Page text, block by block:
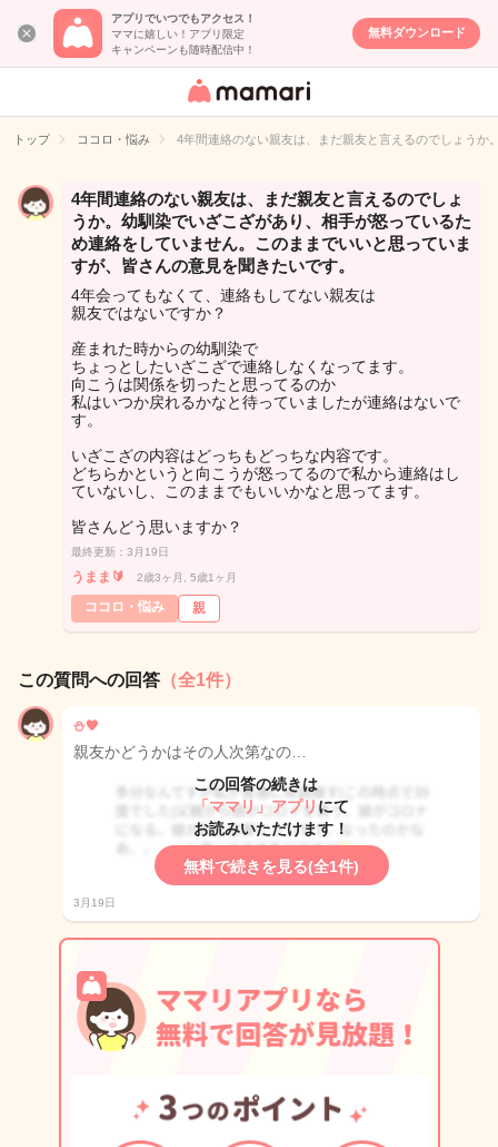
アプリでいつでもアクセス！
ママに嬉しい！アプリ限定
キャンペーンも随時配信中！
無料ダウンロード
女性専用匿名QA
イト
トップ ココロ・悩み 4年間連絡のない親友は、まだ親友と言えるのでしょう
4年間連絡のない親友は、まだ親友と言えるのでしょ
うか。幼馴染でいざこざがあり、相手が怒っているた
め連絡をしていません。このままでいいと思っていま
すが、皆さんの意見を聞きたいです。
4年会ってもなくて、連絡もしてない親友は
親友ではないですか？
産まれた時からの幼馴染で
ちょっとしたいざこざで連絡しなくなってます。
向こうは関係を切ったと思ってるのか
私はいつか戻れるかなと待っていましたが連絡はないで
す。
いざこざの内容はどっちもどっちな内容です。
どちらかというと向こうが怒ってるので私から連絡はし
ていないし、このままでもいいかなと思ってます。
皆さんどう思いますか？
最終更新：3月19日
うまま🔰 2歳3ヶ月, 5歳1ヶ月
ココロ・悩み 親
この質問への回答 （全1件）
⛄️🧡
親友かどうかはその人次第なの…
この回答の続きは
「ママリ」アプリ にて
お読みいただけます！
無料で続きを見る(全1件)
3月19日